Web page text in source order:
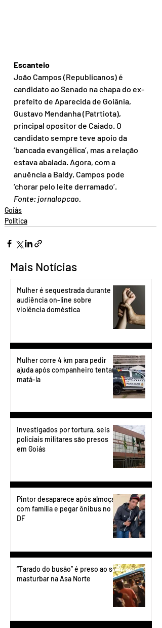
Escanteio
João Campos (Republicanos) é
candidato ao Senado na chapa do ex-
prefeito de Aparecida de Goiânia,
Gustavo Mendanha (Patrtiota),
principal opositor de Caiado. O
candidato sempre teve apoio da
‘bancada evangélica’, mas a relação
estava abalada. Agora, com a
anuência a Baldy, Campos pode
‘chorar pelo leite derramado’.
Fonte: jornalopcao.
Goiás
Política
Mais Notícias
Mulher é sequestrada durante
audiência on-line sobre
violência doméstica
Mulher corre 4 km para pedir
ajuda após companheiro tentar
matá-la
Investigados por tortura, seis
policiais militares são presos
em Goiás
Pintor desaparece após almoçar
com família e pegar ônibus no
DF
“Tarado do busão” é preso ao se
masturbar na Asa Norte